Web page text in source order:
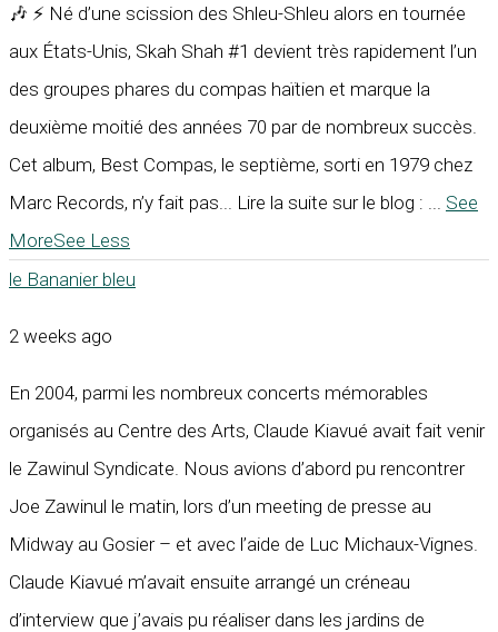
🎶 ⚡ Né d’une scission des Shleu-Shleu alors en tournée
aux États-Unis, Skah Shah #1 devient très rapidement l’un
des groupes phares du compas haïtien et marque la
deuxième moitié des années 70 par de nombreux succès.
Cet album, Best Compas, le septième, sorti en 1979 chez
Marc Records, n’y fait pas... Lire la suite sur le blog :
See
MoreSee Less
le Bananier bleu
2 weeks ago
En 2004, parmi les nombreux concerts mémorables
organisés au Centre des Arts, Claude Kiavué avait fait venir
le Zawinul Syndicate. Nous avions d’abord pu rencontrer
Joe Zawinul le matin, lors d’un meeting de presse au
Midway au Gosier – et avec l’aide de Luc Michaux-Vignes.
Claude Kiavué m’avait ensuite arrangé un créneau
d’interview que j’avais pu réaliser dans les jardins de